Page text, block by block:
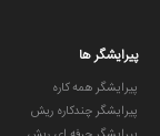
پیرایشگر ها
پیرایشگر همه کاره
پیرایشگر چندکاره ریش